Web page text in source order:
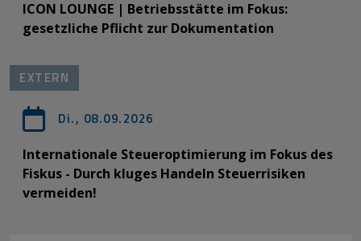
ICON LOUNGE | Betriebsstätte im Fokus:
gesetzliche Pflicht zur Dokumentation
EXTERN
Di., 08.09.2026
Internationale Steueroptimierung im Fokus des
Fiskus - Durch kluges Handeln Steuerrisiken
vermeiden!